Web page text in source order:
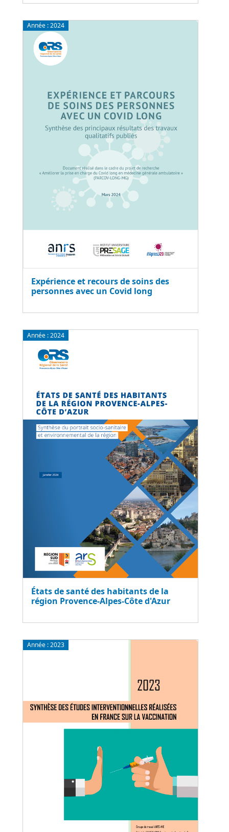
Année :2024
Expérience et recours de soins des
personnes avec un Covid long
Année :2024
États de santé des habitants de la
région Provence-Alpes-Côte d'Azur
Année :2023